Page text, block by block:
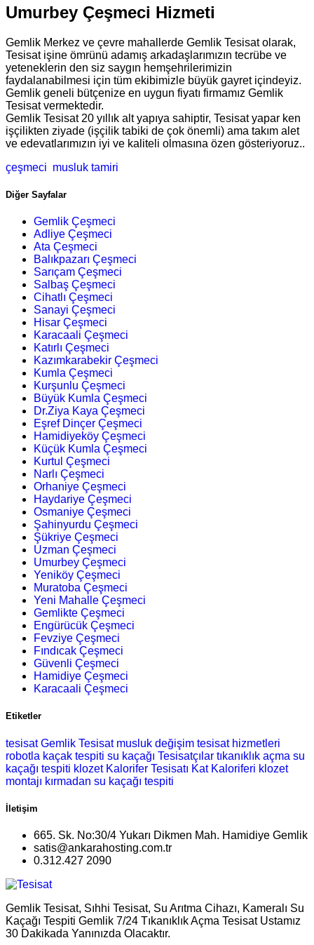
Umurbey Çeşmeci Hizmeti
Gemlik Merkez ve çevre mahallerde Gemlik Tesisat olarak,
Tesisat işine ömrünü adamış arkadaşlarımızın tecrübe ve
yeteneklerin den siz saygın hemşehrilerimizin
faydalanabilmesi için tüm ekibimizle büyük gayret içindeyiz.
Gemlik geneli bütçenize en uygun fiyatı firmamız Gemlik
Tesisat vermektedir.
Gemlik Tesisat 20 yıllık alt yapıya sahiptir, Tesisat yapar ken
işçilikten ziyade (işçilik tabiki de çok önemli) ama takım alet
ve edevatlarımızın iyi ve kaliteli olmasına özen gösteriyoruz..
çeşmeci musluk tamiri
Diğer Sayfalar
Gemlik Çeşmeci
Adliye Çeşmeci
Ata Çeşmeci
Balıkpazarı Çeşmeci
Sarıçam Çeşmeci
Salbaş Çeşmeci
Cihatlı Çeşmeci
Sanayi Çeşmeci
Hisar Çeşmeci
Karacaali Çeşmeci
Katırlı Çeşmeci
Kazımkarabekir Çeşmeci
Kumla Çeşmeci
Kurşunlu Çeşmeci
Büyük Kumla Çeşmeci
Dr.Ziya Kaya Çeşmeci
Eşref Dinçer Çeşmeci
Hamidiyeköy Çeşmeci
Küçük Kumla Çeşmeci
Kurtul Çeşmeci
Narlı Çeşmeci
Orhaniye Çeşmeci
Haydariye Çeşmeci
Osmaniye Çeşmeci
Şahinyurdu Çeşmeci
Şükriye Çeşmeci
Uzman Çeşmeci
Umurbey Çeşmeci
Yeniköy Çeşmeci
Muratoba Çeşmeci
Yeni Mahalle Çeşmeci
Gemlikte Çeşmeci
Engürücük Çeşmeci
Fevziye Çeşmeci
Fındıcak Çeşmeci
Güvenli Çeşmeci
Hamidiye Çeşmeci
Karacaali Çeşmeci
Etiketler
tesisat Gemlik Tesisat musluk değişim tesisat hizmetleri
robotla kaçak tespiti su kaçağı Tesisatçılar tıkanıklık açma su
kaçağı tespiti klozet Kalorifer Tesisatı Kat Kaloriferi klozet
montajı kırmadan su kaçağı tespiti
İletişim
665. Sk. No:30/4 Yukarı Dikmen Mah. Hamidiye Gemlik
satis@ankarahosting.com.tr
0.312.427 2090
Gemlik Tesisat, Sıhhi Tesisat, Su Arıtma Cihazı, Kameralı Su
Kaçağı Tespiti Gemlik 7/24 Tıkanıklık Açma Tesisat Ustamız
30 Dakikada Yanınızda Olacaktır.